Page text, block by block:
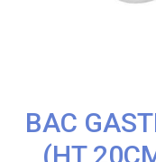
BAC
(HT